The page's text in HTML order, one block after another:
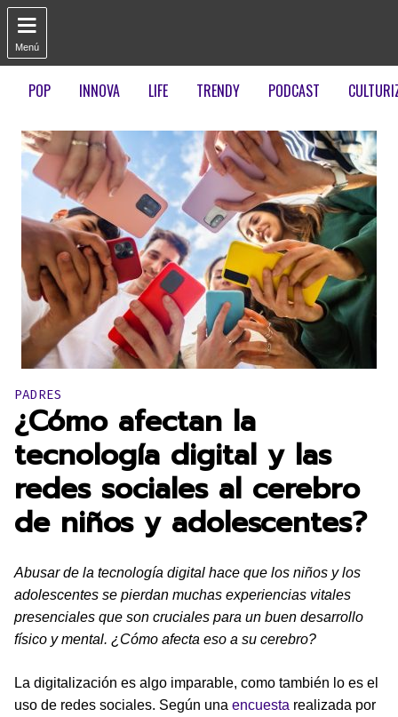

Menú
POP INNOVA LIFE TRENDY PODCAST
Publicado en:
PADRES
¿Cómo afectan la
tecnología digital y las
redes sociales al cerebro
de niños y adolescentes?
Abusar de la tecnología digital hace que los niños y los
adolescentes se pierdan muchas experiencias vitales
presenciales que son cruciales para un buen desarrollo
físico y mental. ¿Cómo afecta eso a su cerebro?
La digitalización es algo imparable, como también lo es el
uso de redes sociales. Según una encuesta realizada por